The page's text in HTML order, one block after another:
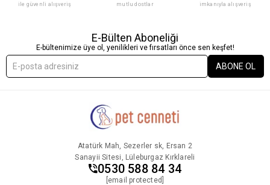
ile güvenli alışveriş
mutlu dostlar
imkanıyla alışveriş
E-Bülten Aboneliği
E-bültenimize üye ol, yenilikleri ve fırsatları önce sen keşfet!
ABONE OL
Atatürk Mah, Sezerler sk, Ersan 2
Sanayii Sitesi, Lüleburgaz Kırklareli
0530 588 84 34
[email protected]